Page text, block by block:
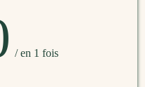
/ en 1 fois